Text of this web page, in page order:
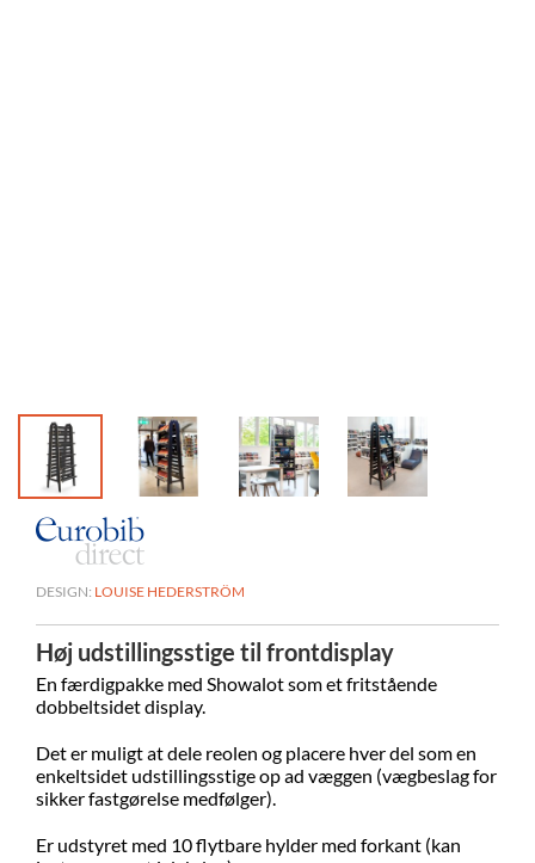
DESIGN: LOUISE HEDERSTRÖM
Høj udstillingsstige til frontdisplay
En færdigpakke med Showalot som et fritstående
dobbeltsidet display.
Det er muligt at dele reolen og placere hver del som en
enkeltsidet udstillingsstige op ad væggen (vægbeslag for
sikker fastgørelse medfølger).
Er udstyret med 10 flytbare hylder med forkant (kan